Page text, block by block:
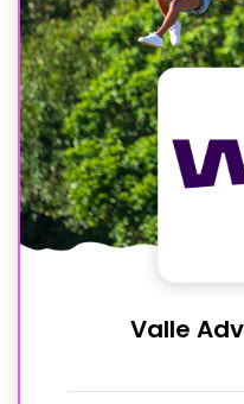
Valle